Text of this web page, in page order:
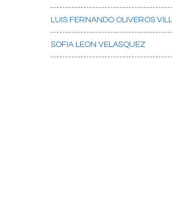
LUIS FERNANDO OLIVEROS
SOFIA LEON VELASQUEZ